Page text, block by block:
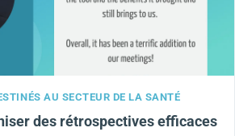
AU SECTEUR DE LA SANTÉ
des rétrospectives efficaces